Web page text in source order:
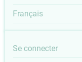
Français
User
Se connecter